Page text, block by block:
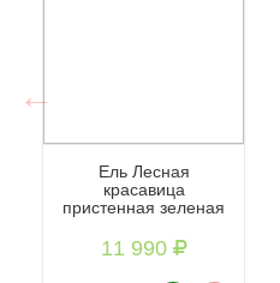
Ель Лесная
красавица
пристенная зеленая
11 990